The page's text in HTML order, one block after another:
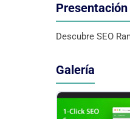
Descubre SEO
Galería